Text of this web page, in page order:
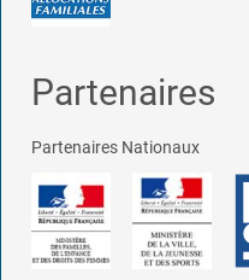
Partenaires
Partenaires Nationaux